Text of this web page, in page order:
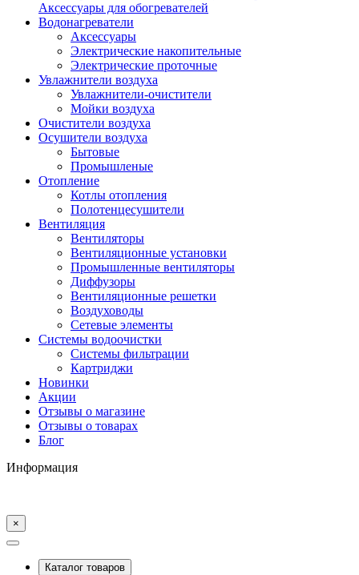
Аксессуары для обогревателей
Водонагреватели
Аксессуары
Электрические накопительные
Электрические проточные
Увлажнители воздуха
Увлажнители-очистители
Мойки воздуха
Очистители воздуха
Осушители воздуха
Бытовые
Промышленые
Отопление
Котлы отопления
Полотенцесушители
Вентиляция
Вентиляторы
Вентиляционные установки
Промышленные вентиляторы
Диффузоры
Вентиляционные решетки
Воздуховоды
Сетевые элементы
Системы водоочистки
Системы фильтрации
Картриджи
Новинки
Акции
Отзывы о магазине
Отзывы о товарах
Блог
Информация
×
Каталог товаров